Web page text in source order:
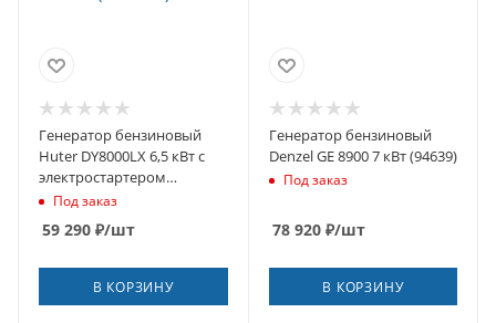
Генератор бензиновый
Huter DY8000LX 6,5 кВт с
электростартером
(64/1/19)
Под заказ
59 290 ₽/шт
В КОРЗИНУ
Генератор бензиновый
Denzel GE 8900 7 кВт (94639)
Под заказ
78 920₽/шт
В КОРЗИНУ